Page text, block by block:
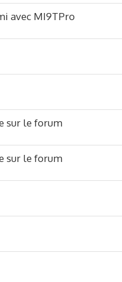
avec MI9TPro
sur le forum
sur le forum